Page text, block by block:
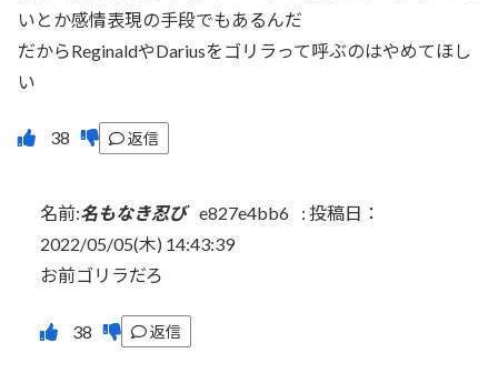
いとか感情表現の手段でもあるんだ
だからReginaldやDariusをゴリラって呼ぶのはやめてほし
い
返信
名前:名もなき忍び e827e4bb6 : 投稿日：
2022/05/05(木) 14:43:39
お前ゴリラだろ
返信